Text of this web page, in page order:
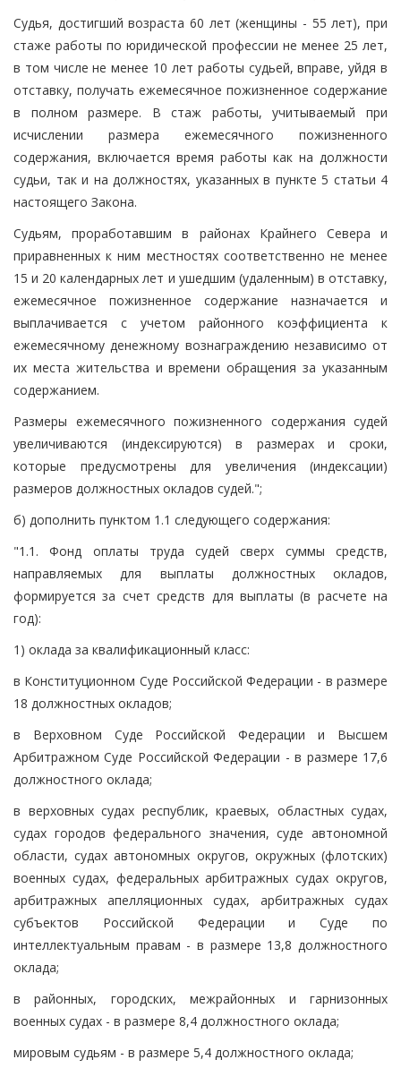
Судья, достигший возраста 60 лет (женщины - 55 лет), при
стаже работы по юридической профессии не менее 25 лет,
в том числе не менее 10 лет работы судьей, вправе, уйдя в
отставку, получать ежемесячное пожизненное содержание
в полном размере. В стаж работы, учитываемый при
исчислении размера ежемесячного пожизненного
содержания, включается время работы как на должности
судьи, так и на должностях, указанных в пункте 5 статьи 4
настоящего Закона.
Судьям, проработавшим в районах Крайнего Севера и
приравненных к ним местностях соответственно не менее
15 и 20 календарных лет и ушедшим (удаленным) в отставку,
ежемесячное пожизненное содержание назначается и
выплачивается с учетом районного коэффициента к
ежемесячному денежному вознаграждению независимо от
их места жительства и времени обращения за указанным
содержанием.
Размеры ежемесячного пожизненного содержания судей
увеличиваются (индексируются) в размерах и сроки,
которые предусмотрены для увеличения (индексации)
размеров должностных окладов судей.";
б) дополнить пунктом 1.1 следующего содержания:
"1.1. Фонд оплаты труда судей сверх суммы средств,
направляемых для выплаты должностных окладов,
формируется за счет средств для выплаты (в расчете на
год):
1) оклада за квалификационный класс:
в Конституционном Суде Российской Федерации - в размере
18 должностных окладов;
в Верховном Суде Российской Федерации и Высшем
Арбитражном Суде Российской Федерации - в размере 17,6
должностного оклада;
в верховных судах республик, краевых, областных судах,
судах городов федерального значения, суде автономной
области, судах автономных округов, окружных (флотских)
военных судах, федеральных арбитражных судах округов,
арбитражных апелляционных судах, арбитражных судах
субъектов Российской Федерации и Суде по
интеллектуальным правам - в размере 13,8 должностного
оклада;
в районных, городских, межрайонных и гарнизонных
военных судах - в размере 8,4 должностного оклада;
мировым судьям - в размере 5,4 должностного оклада;